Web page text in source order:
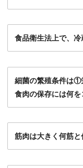
食品衛生法上で、
細菌の繁殖条件は①
食肉の保存には何
筋肉は大きく何筋と